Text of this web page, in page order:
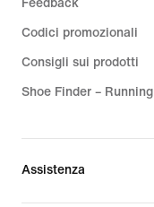
Feedback
Codici promozionali
Consigli sui prodotti
Shoe Finder – Running
Assistenza